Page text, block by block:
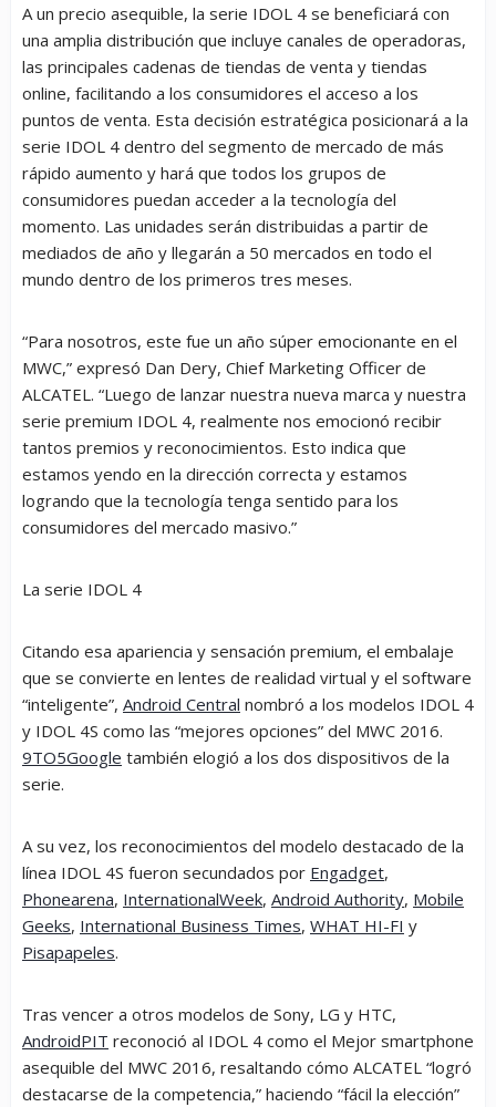
A un precio asequible, la serie IDOL 4 se beneficiará con
una amplia distribución que incluye canales de operadoras,
las principales cadenas de tiendas de venta y tiendas
online, facilitando a los consumidores el acceso a los
puntos de venta. Esta decisión estratégica posicionará a la
serie IDOL 4 dentro del segmento de mercado de más
rápido aumento y hará que todos los grupos de
consumidores puedan acceder a la tecnología del
momento. Las unidades serán distribuidas a partir de
mediados de año y llegarán a 50 mercados en todo el
mundo dentro de los primeros tres meses.
“Para nosotros, este fue un año súper emocionante en el
MWC,” expresó Dan Dery, Chief Marketing Officer de
ALCATEL. “Luego de lanzar nuestra nueva marca y nuestra
serie premium IDOL 4, realmente nos emocionó recibir
tantos premios y reconocimientos. Esto indica que
estamos yendo en la dirección correcta y estamos
logrando que la tecnología tenga sentido para los
consumidores del mercado masivo.”
La serie IDOL 4
Citando esa apariencia y sensación premium, el embalaje
que se convierte en lentes de realidad virtual y el software
“inteligente”, Android Central nombró a los modelos IDOL 4
y IDOL 4S como las “mejores opciones” del MWC 2016.
9TO5Google también elogió a los dos dispositivos de la
serie.
A su vez, los reconocimientos del modelo destacado de la
línea IDOL 4S fueron secundados por Engadget,
Phonearena, InternationalWeek, Android Authority, Mobile
Geeks, International Business Times, WHAT HI-FI y
Pisapapeles.
Tras vencer a otros modelos de Sony, LG y HTC,
AndroidPIT reconoció al IDOL 4 como el Mejor smartphone
asequible del MWC 2016, resaltando cómo ALCATEL “logró
destacarse de la competencia,” haciendo “fácil la elección”